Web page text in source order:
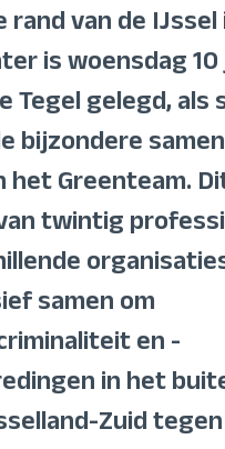
rand van de IJssel
is woensdag
Tegel gelegd, als
bijzondere
het Greenteam.
twintig
samen om
en -
in het
Zuid